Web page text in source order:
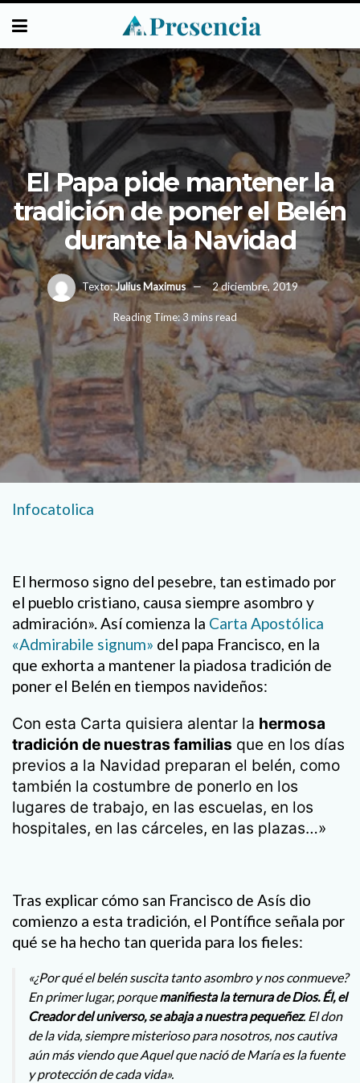
El Papa pide mantener la
tradición de poner el Belén
durante la Navidad
Texto:Julius Maximus 2 diciembre, 2019
Reading Time: 3 mins read
Infocatolica
El hermoso signo del pesebre, tan estimado por
el pueblo cristiano, causa siempre asombro y
admiración». Así comienza la Carta Apostólica
«Admirabile signum» del papa Francisco, en la
que exhorta a mantener la piadosa tradición de
poner el Belén en tiempos navideños:
Con esta Carta quisiera alentar la hermosa
tradición de nuestras familias que en los días
previos a la Navidad preparan el belén, como
también la costumbre de ponerlo en los
lugares de trabajo, en las escuelas, en los
hospitales, en las cárceles, en las plazas…»
Tras explicar cómo san Francisco de Asís dio
comienzo a esta tradición, el Pontífice señala por
qué se ha hecho tan querida para los fieles:
«¿Por qué el belén suscita tanto asombro y nos conmueve?
En primer lugar, porquemanifiesta la ternura de Dios. Él, el
Creador del universo, se abaja a nuestra pequeñez. El don
de la vida, siempre misterioso para nosotros, nos cautiva
aún más viendo que Aquel que nació de María es la fuente
y protección de cada vida».